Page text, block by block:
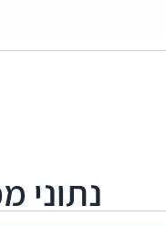
ובקרה של
בנגב. מלחמת
ישראל, בחששנתוני